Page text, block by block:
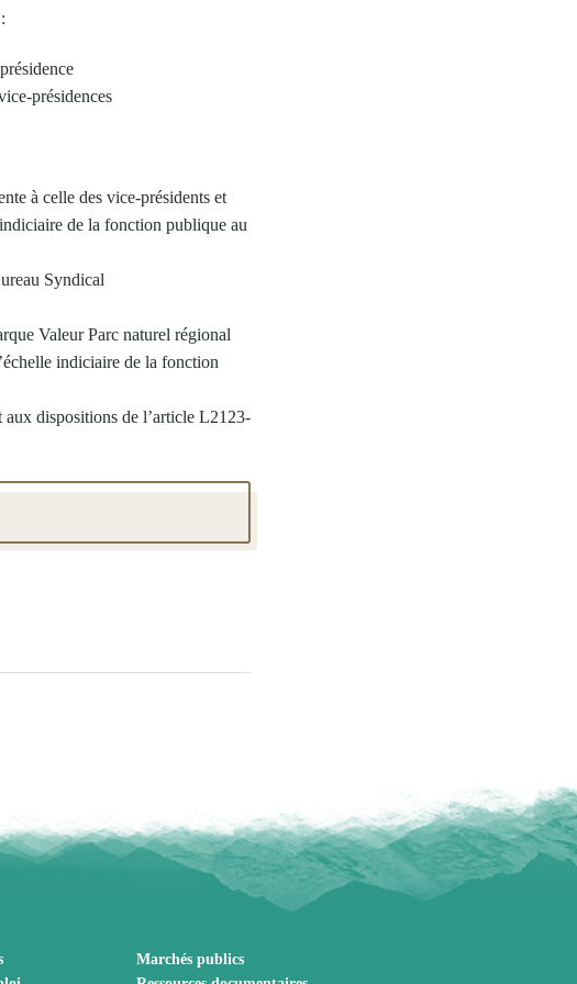
présidences
à celle des vice-présidents et
de la fonction publique au
Syndical
Valeur Parc naturel régional
indiciaire de la fonction
aux dispositions de l’article L2123-
Marchés publics